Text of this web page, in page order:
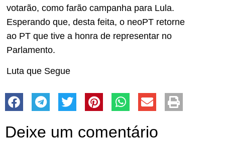
votarão, como farão campanha para Lula.
Esperando que, desta feita, o neoPT retorne
ao PT que tive a honra de representar no
Parlamento.
Luta que Segue
Deixe um comentário